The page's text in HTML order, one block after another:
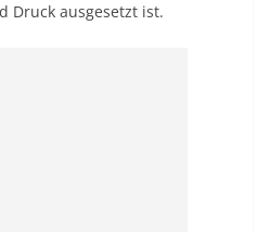
Druck ausgesetzt ist.